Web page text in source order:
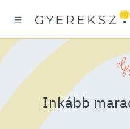
Inkább